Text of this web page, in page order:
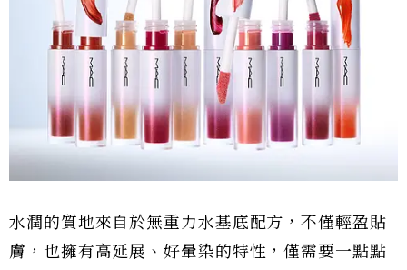
水潤的質地來自於無重力水基底配方，不僅輕盈貼
膚，也擁有高延展、好暈染的特性，僅需要一點點